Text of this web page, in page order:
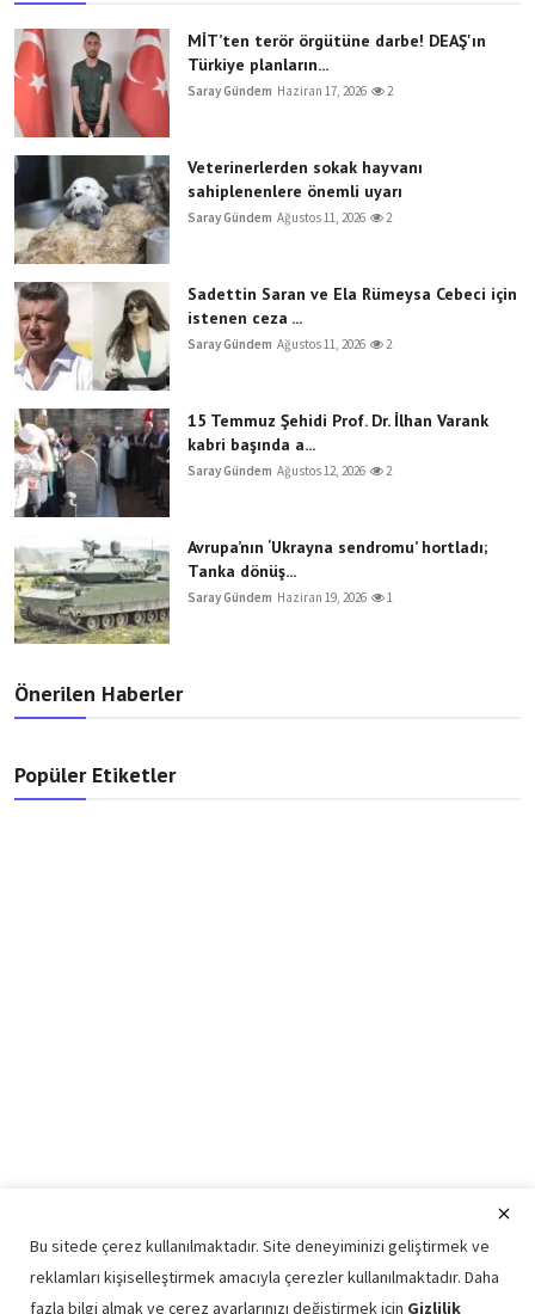
MİT’ten terör örgütüne darbe! DEAŞ'ın
Türkiye planların...
Saray Gündem Haziran 17, 2026 2
Veterinerlerden sokak hayvanı
sahiplenenlere önemli uyarı
Saray Gündem Ağustos 11, 2026 2
Sadettin Saran ve Ela Rümeysa Cebeci için
istenen ceza ...
Saray Gündem Ağustos 11, 2026 2
15 Temmuz Şehidi Prof. Dr. İlhan Varank
kabri başında a...
Saray Gündem Ağustos 12, 2026 2
Avrupa’nın ‘Ukrayna sendromu’ hortladı;
Tanka dönüş...
Saray Gündem Haziran 19, 2026 1
Önerilen Haberler
Popüler Etiketler
Bu sitede çerez kullanılmaktadır. Site deneyiminizi geliştirmek ve
reklamları kişiselleştirmek amacıyla çerezler kullanılmaktadır. Daha
fazla bilgi almak ve çerez ayarlarınızı değiştirmek için Gizlilik